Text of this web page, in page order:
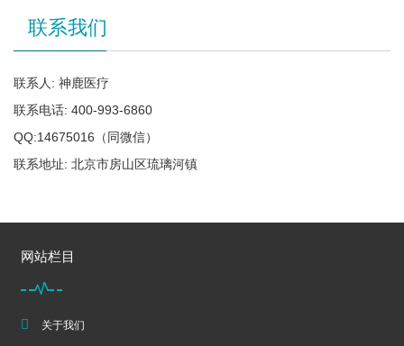
联系我们
联系人: 神鹿医疗
联系电话: 400-993-6860
QQ:14675016（同微信）
联系地址: 北京市房山区琉璃河镇
网站栏目
关于我们